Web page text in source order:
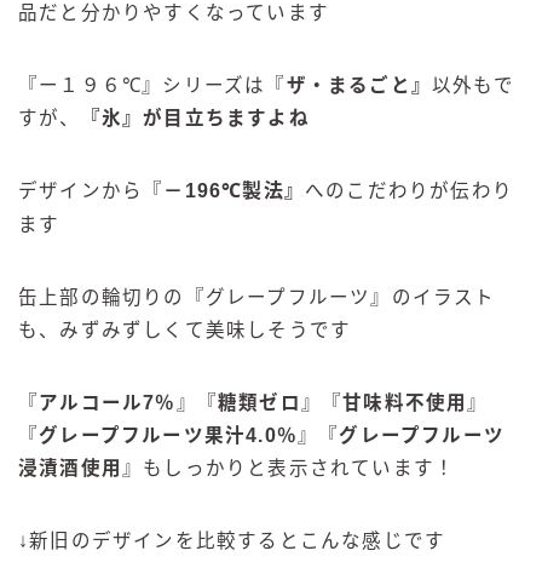
品だと分かりやすくなっています
『ー１９６℃』シリーズは『ザ・まるごと 』以外もで
すが、
『氷』が目立ちますよね
デザインから『 －196℃製法 』 へのこだわりが伝わり
ます
缶上部の輪切りの『グレープフルーツ』のイラスト
も、みずみずしくて美味しそうです
『アルコール7％ 』『糖類ゼロ 』『甘味料不使用 』
『グレープフルーツ果汁4.0％ 』『グレープフルーツ
浸漬酒使用 』もしっかりと表示されています！
↓新旧のデザインを比較するとこんな感じです